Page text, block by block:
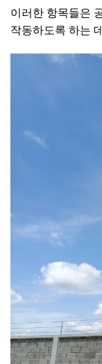
이러한 항목들은
작동하도록 하는